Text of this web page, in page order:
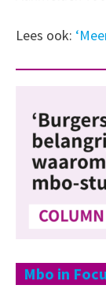
Lees ook:
Mbo in